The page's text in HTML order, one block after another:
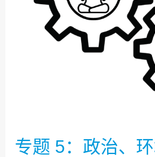
专题 5：政治、
境
和